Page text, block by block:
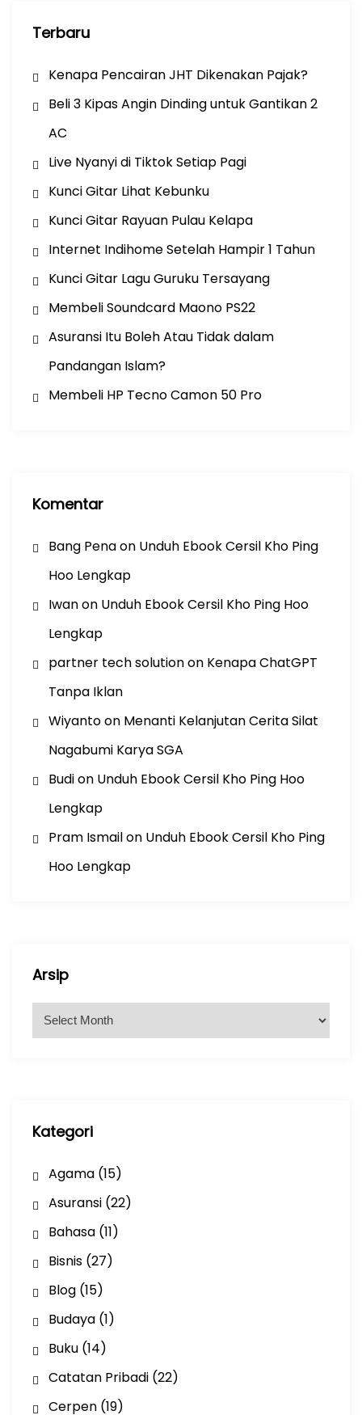
Terbaru
Kenapa Pencairan JHT Dikenakan Pajak?
Beli 3 Kipas Angin Dinding untuk Gantikan 2
AC
Live Nyanyi di Tiktok Setiap Pagi
Kunci Gitar Lihat Kebunku
Kunci Gitar Rayuan Pulau Kelapa
Internet Indihome Setelah Hampir 1 Tahun
Kunci Gitar Lagu Guruku Tersayang
Membeli Soundcard Maono PS22
Asuransi Itu Boleh Atau Tidak dalam
Pandangan Islam?
Membeli HP Tecno Camon 50 Pro
Komentar
Bang Penaon Unduh Ebook Cersil Kho Ping
Hoo Lengkap
Iwanon Unduh Ebook Cersil Kho Ping Hoo
Lengkap
partner tech solutionon Kenapa ChatGPT
Tanpa Iklan
Wiyantoon Menanti Kelanjutan Cerita Silat
Nagabumi Karya SGA
Budion Unduh Ebook Cersil Kho Ping Hoo
Lengkap
Pram Ismailon Unduh Ebook Cersil Kho Ping
Hoo Lengkap
Arsip
Kategori
Agama(15)
Asuransi(22)
Bahasa(11)
Bisnis(27)
Blog(15)
Budaya(1)
Buku(14)
Catatan Pribadi(22)
Cerpen(19)